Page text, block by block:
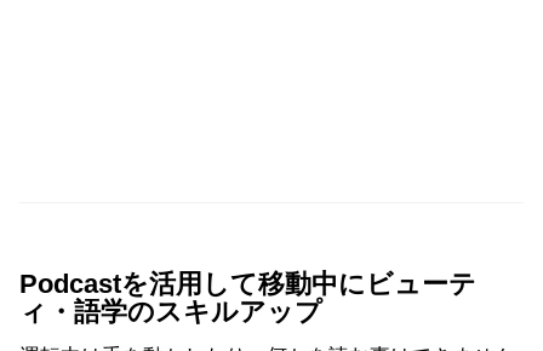
Podcastを活用して移動中にビューテ
ィ・語学のスキルアップ